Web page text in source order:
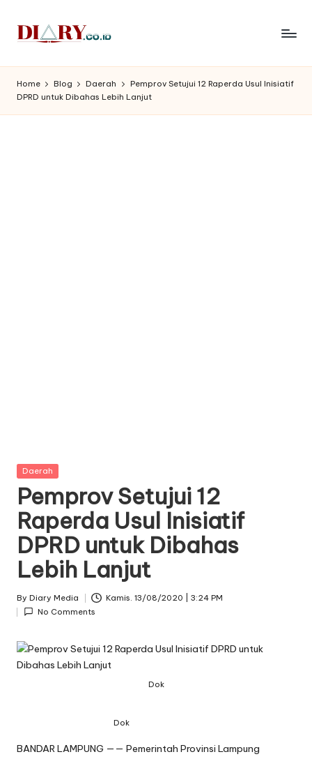
Skip
D
i
a
Indonesia
Home Blog Daerah
Pemprov Setujui 12 Raperda Usul Inisiatif
DPRD untuk Dibahas Lebih Lanjut
Posted
Daerah
Pemprov Setujui 12
Raperda Usul Inisiatif
DPRD untuk Dibahas
Lebih Lanjut
Posted
by
By Diary Media
Kamis. 13/08/2020 | 3:24 PM
No Comments
Dok
Dok
BANDAR LAMPUNG —— Pemerintah Provinsi Lampung